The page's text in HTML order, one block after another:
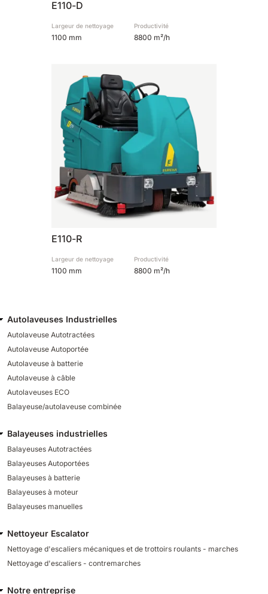
E110-D
Largeur de nettoyage
1100 mm
Productivité
8800 m²/h
E110-R
Largeur de nettoyage
1100 mm
Productivité
8800 m²/h
Autolaveuses Industrielles
Autolaveuse Autotractées
Autolaveuse Autoportée
Autolaveuse à batterie
Autolaveuse à câble
Autolaveuses ECO
Balayeuse/autolaveuse combinée
Balayeuses industrielles
Balayeuses Autotractées
Balayeuses Autoportées
Balayeuses à batterie
Balayeuses à moteur
Balayeuses manuelles
Nettoyeur Escalator
Nettoyage d'escaliers mécaniques et de trottoirs roulants - marches
Nettoyage d'escaliers - contremarches
Notre entreprise